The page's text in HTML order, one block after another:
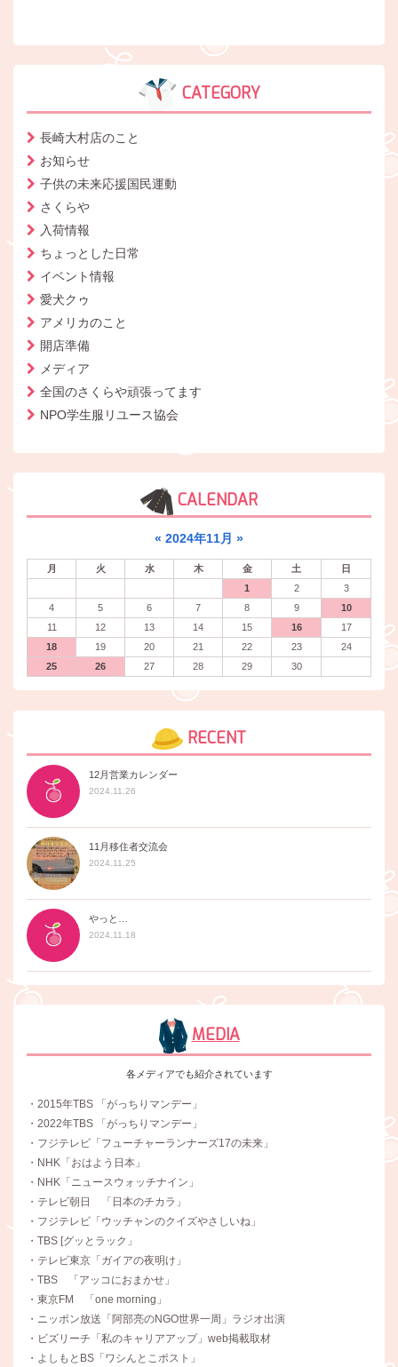
CATEGORY
長崎大村店のこと
お知らせ
子供の未来応援国民運動
さくらや
入荷情報
ちょっとした日常
イベント情報
愛犬クゥ
アメリカのこと
開店準備
メディア
全国のさくらや頑張ってます
NPO学生服リユース協会
CALENDAR
« 2024年11月 »
月 火 水 木 金 土
日
1
2
3
4
5 6 7 8 9
10
11
12 13 14 15 16
17
18
19 20 21 22 23
24
25
26 27 28 29 30
RECENT
12月営業カレンダー
2024.11.26
11月移住者交流会
2024.11.25
やっと…
2024.11.18
MEDIA
各メディアでも紹介されています
・2015年TBS 「がっちりマンデー」
・2022年TBS 「がっちりマンデー」
・フジテレビ「フューチャーランナーズ17の未来」
・NHK「おはよう日本」
・NHK「ニュースウォッチナイン」
・テレビ朝日 「日本のチカラ」
・フジテレビ「ウッチャンのクイズやさしいね」
・TBS [グッとラック」
・テレビ東京「ガイアの夜明け」
・TBS 「アッコにおまかせ」
・東京FM 「one morning」
・ニッポン放送「阿部亮のNGO世界一周」ラジオ出演
・ビズリーチ「私のキャリアアップ」web掲載取材
・よしもとBS「ワシんとこポスト」